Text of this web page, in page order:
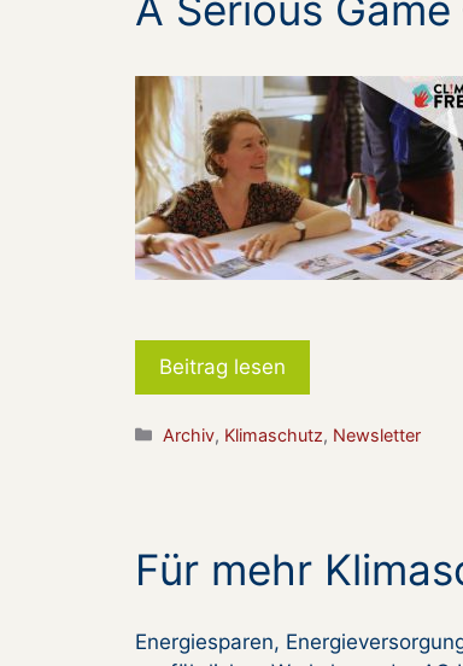
Beitrag lesen
Kategorien
Archiv, Klimaschutz, Newsletter
Für mehr
Energiesparen,